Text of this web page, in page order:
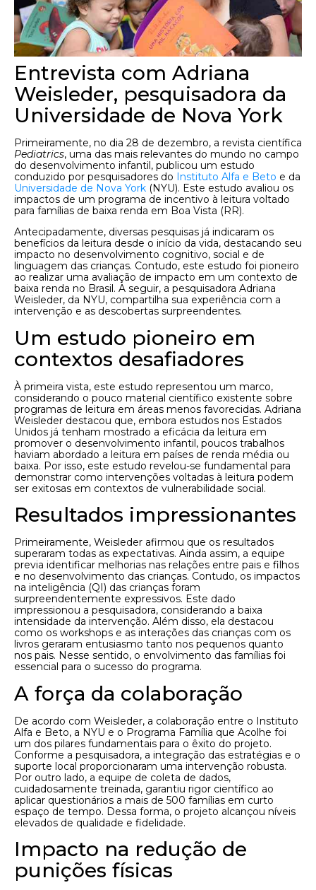
Entrevista com Adriana
Weisleder, pesquisadora da
Universidade de Nova York
Primeiramente, no dia 28 de dezembro, a revista científica
Pediatrics, uma das mais relevantes do mundo no campo
do desenvolvimento infantil, publicou um estudo
conduzido por pesquisadores do Instituto Alfa e Beto e da
Universidade de Nova York (NYU). Este estudo avaliou os
impactos de um programa de incentivo à leitura voltado
para famílias de baixa renda em Boa Vista (RR).
Antecipadamente, diversas pesquisas já indicaram os
benefícios da leitura desde o início da vida, destacando seu
impacto no desenvolvimento cognitivo, social e de
linguagem das crianças. Contudo, este estudo foi pioneiro
ao realizar uma avaliação de impacto em um contexto de
baixa renda no Brasil. A seguir, a pesquisadora Adriana
Weisleder, da NYU, compartilha sua experiência com a
intervenção e as descobertas surpreendentes.
Um estudo pioneiro em
contextos desafiadores
À primeira vista, este estudo representou um marco,
considerando o pouco material científico existente sobre
programas de leitura em áreas menos favorecidas. Adriana
Weisleder destacou que, embora estudos nos Estados
Unidos já tenham mostrado a eficácia da leitura em
promover o desenvolvimento infantil, poucos trabalhos
haviam abordado a leitura em países de renda média ou
baixa. Por isso, este estudo revelou-se fundamental para
demonstrar como intervenções voltadas à leitura podem
ser exitosas em contextos de vulnerabilidade social.
Resultados impressionantes
Primeiramente, Weisleder afirmou que os resultados
superaram todas as expectativas. Ainda assim, a equipe
previa identificar melhorias nas relações entre pais e filhos
e no desenvolvimento das crianças. Contudo, os impactos
na inteligência (QI) das crianças foram
surpreendentemente expressivos. Este dado
impressionou a pesquisadora, considerando a baixa
intensidade da intervenção. Além disso, ela destacou
como os workshops e as interações das crianças com os
livros geraram entusiasmo tanto nos pequenos quanto
nos pais. Nesse sentido, o envolvimento das famílias foi
essencial para o sucesso do programa.
A força da colaboração
De acordo com Weisleder, a colaboração entre o Instituto
Alfa e Beto, a NYU e o Programa Família que Acolhe foi
um dos pilares fundamentais para o êxito do projeto.
Conforme a pesquisadora, a integração das estratégias e o
suporte local proporcionaram uma intervenção robusta.
Por outro lado, a equipe de coleta de dados,
cuidadosamente treinada, garantiu rigor científico ao
aplicar questionários a mais de 500 famílias em curto
espaço de tempo. Dessa forma, o projeto alcançou níveis
elevados de qualidade e fidelidade.
Impacto na redução de
punições físicas